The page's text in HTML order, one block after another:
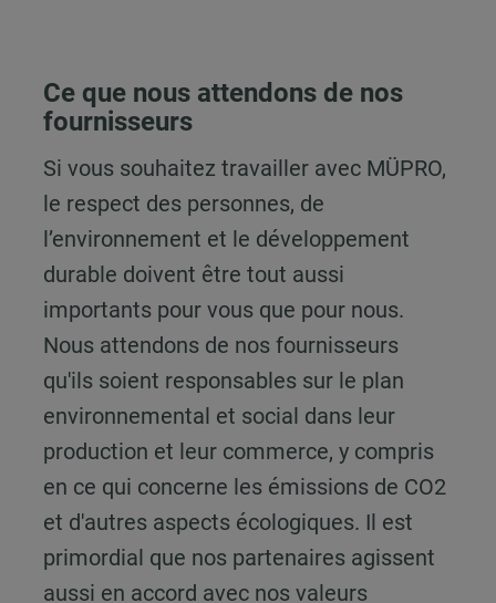
Ce que nous attendons de nos
fournisseurs
Si vous souhaitez travailler avec MÜPRO,
le respect des personnes, de
l’environnement et le développement
durable doivent être tout aussi
importants pour vous que pour nous.
Nous attendons de nos fournisseurs
qu'ils soient responsables sur le plan
environnemental et social dans leur
production et leur commerce, y compris
en ce qui concerne les émissions de CO2
et d'autres aspects écologiques. Il est
primordial que nos partenaires agissent
aussi en accord avec nos valeurs